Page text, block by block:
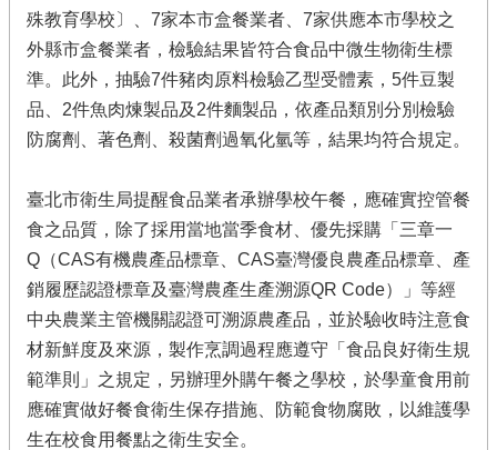
殊教育學校〕、7家本市盒餐業者、7家供應本市學校之
外縣市盒餐業者，檢驗結果皆符合食品中微生物衛生標
準。此外，抽驗7件豬肉原料檢驗乙型受體素，5件豆製
品、2件魚肉煉製品及2件麵製品，依產品類別分別檢驗
防腐劑、著色劑、殺菌劑過氧化氫等，結果均符合規定。
臺北市衛生局提醒食品業者承辦學校午餐，應確實控管餐
食之品質，除了採用當地當季食材、優先採購「三章一
Q（CAS有機農產品標章、CAS臺灣優良農產品標章、產
銷履歷認證標章及臺灣農產生產溯源QR Code）」等經
中央農業主管機關認證可溯源農產品，並於驗收時注意食
材新鮮度及來源，製作烹調過程應遵守「食品良好衛生規
範準則」之規定，另辦理外購午餐之學校，於學童食用前
應確實做好餐食衛生保存措施、防範食物腐敗，以維護學
生在校食用餐點之衛生安全。